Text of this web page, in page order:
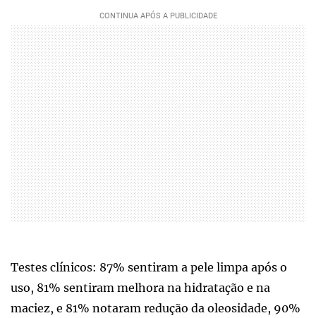
Testes clínicos: 87% sentiram a pele limpa após o
uso, 81% sentiram melhora na hidratação e na
maciez, e 81% notaram redução da oleosidade, 90%